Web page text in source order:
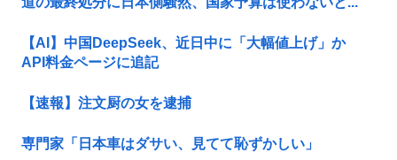
【AI】中国DeepSeek、近日中に「大幅値上げ」か
API料金ページに追記
【速報】注文厨の女を逮捕
専門家「日本車はダサい、見てて恥ずかしい」